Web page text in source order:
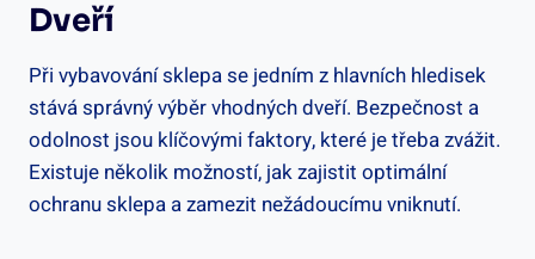
Dveří
Při vybavování sklepa se jedním z hlavních hledisek
stává správný výběr vhodných dveří. Bezpečnost a
odolnost jsou klíčovými faktory, které je třeba zvážit.
Existuje několik možností, jak zajistit optimální
ochranu sklepa a zamezit nežádoucímu vniknutí.